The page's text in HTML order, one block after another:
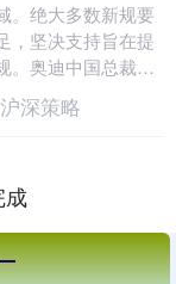
。绝大多数新规要
，坚决支持旨在提
。奥迪中国总裁罗
）近日对第一
沪深策略
成